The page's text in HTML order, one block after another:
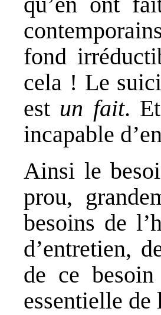
fond
cela ! Le
est un fait.
incapable
Ainsi le
prou,
besoins de
d’entretien,
de ce
essentielle de